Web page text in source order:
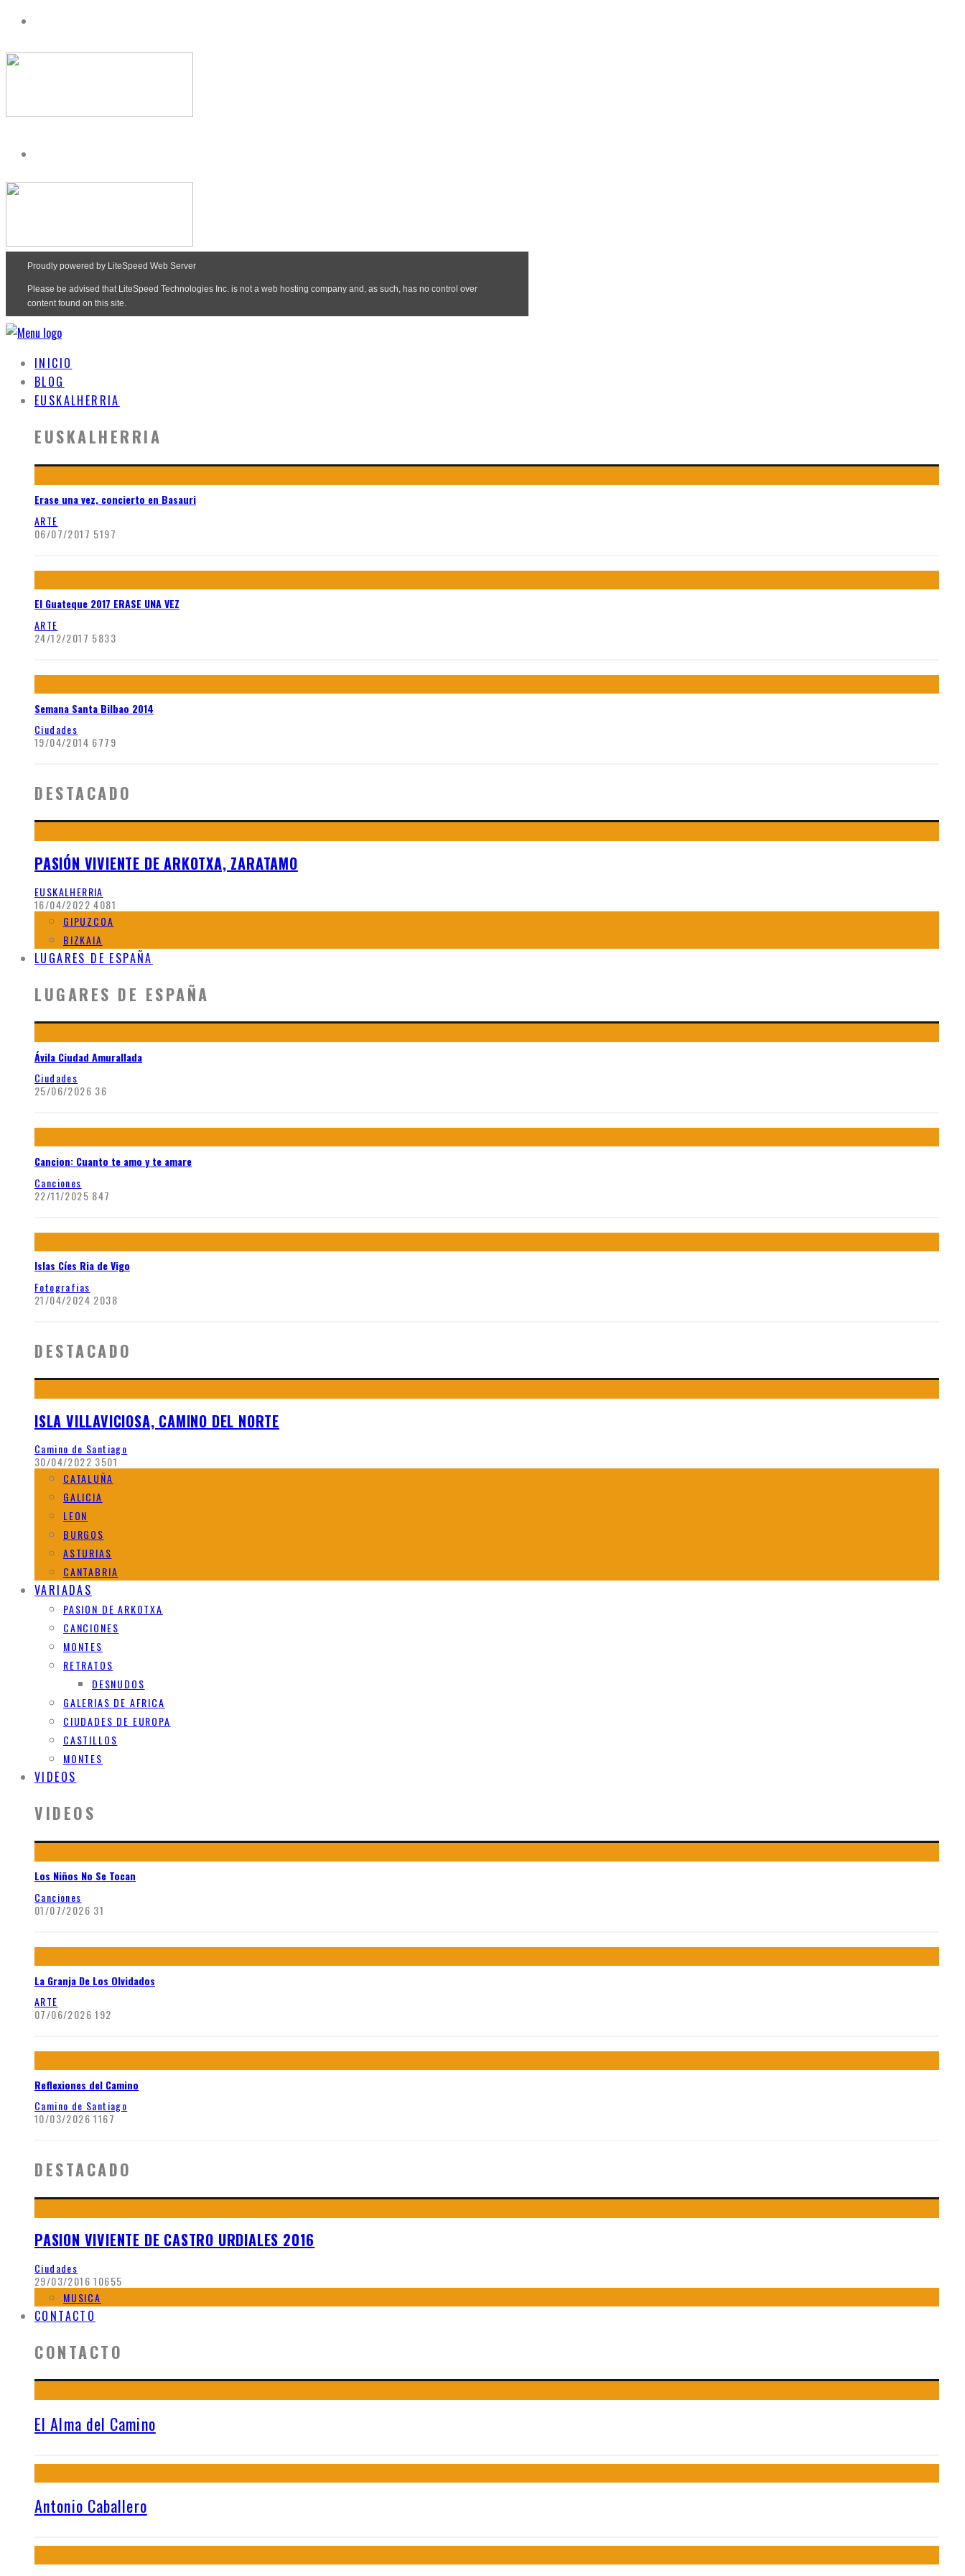
INICIO
BLOG
EUSKALHERRIA
EUSKALHERRIA
Erase una vez, concierto en Basauri
ARTE
06/07/2017 5197
El Guateque 2017 ERASE UNA VEZ
ARTE
24/12/2017 5833
Semana Santa Bilbao 2014
Ciudades
19/04/2014 6779
DESTACADO
PASIÓN VIVIENTE DE ARKOTXA, ZARATAMO
EUSKALHERRIA
16/04/2022 4081
GIPUZCOA
BIZKAIA
LUGARES DE ESPAÑA
LUGARES DE ESPAÑA
Ávila Ciudad Amurallada
Ciudades
25/06/2026 36
Cancion: Cuanto te amo y te amare
Canciones
22/11/2025 847
Islas Cíes Ria de Vigo
Fotografias
21/04/2024 2038
DESTACADO
ISLA VILLAVICIOSA, CAMINO DEL NORTE
Camino de Santiago
30/04/2022 3501
CATALUÑA
GALICIA
LEON
BURGOS
ASTURIAS
CANTABRIA
VARIADAS
PASION DE ARKOTXA
CANCIONES
MONTES
RETRATOS
DESNUDOS
GALERIAS DE AFRICA
CIUDADES DE EUROPA
CASTILLOS
MONTES
VIDEOS
VIDEOS
Los Niños No Se Tocan
Canciones
01/07/2026 31
La Granja De Los Olvidados
ARTE
07/06/2026 192
Reflexiones del Camino
Camino de Santiago
10/03/2026 1167
DESTACADO
PASION VIVIENTE DE CASTRO URDIALES 2016
Ciudades
29/03/2016 10655
MUSICA
CONTACTO
CONTACTO
El Alma del Camino
Antonio Caballero